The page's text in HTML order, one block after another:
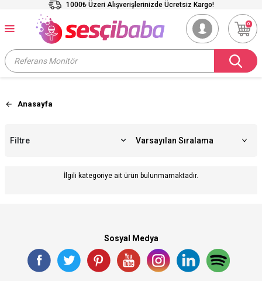
1000₺ Üzeri Alışverişlerinizde Ücretsiz Kargo!
0
Anasayfa
Filtre
İlgili kategoriye ait ürün bulunmamaktadır.
Sosyal Medya